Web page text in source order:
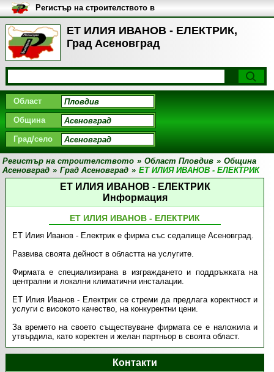
ЕТ ИЛИЯ ИВАНОВ - ЕЛЕКТРИК,
Град Асеновград
Регистър на строителството в
България
Област
Община
Град/село
Регистър на строителството » Област Пловдив » Община
Асеновград » Град Асеновград » ЕТ ИЛИЯ ИВАНОВ - ЕЛЕКТРИК
ЕТ ИЛИЯ ИВАНОВ - ЕЛЕКТРИК
Информация
ЕТ ИЛИЯ ИВАНОВ - ЕЛЕКТРИК
ЕТ Илия Иванов - Електрик е фирма със седалище Асеновград.
Развива своята дейност в областта на услугите.
Фирмата е специализирана в изграждането и поддръжката на
централни и локални климатични инсталации.
ЕТ Илия Иванов - Електрик се стреми да предлага коректност и
услуги с високото качество, на конкурентни цени.
За времето на своето съществуване фирмата се е наложила и
утвърдила, като коректен и желан партньор в своята област.
Контакти